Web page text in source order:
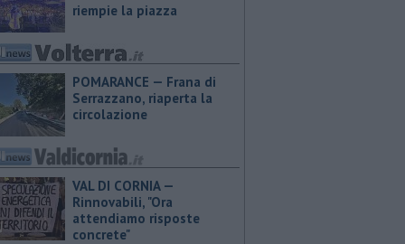
riempie la piazza
POMARANCE — Frana di
Serrazzano, riaperta la
circolazione
VAL DI CORNIA —
Rinnovabili, "Ora
attendiamo risposte
concrete"